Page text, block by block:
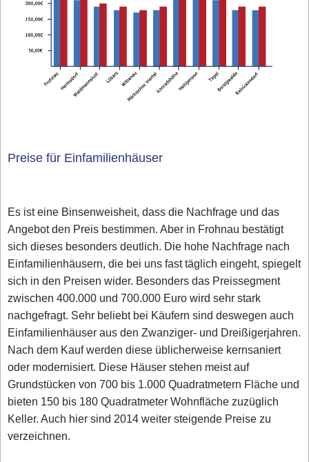
Preise für Einfamilienhäuser
Es ist eine Binsenweisheit, dass die Nachfrage und das
Angebot den Preis bestimmen. Aber in Frohnau bestätigt
sich dieses besonders deutlich. Die hohe Nachfrage nach
Einfamilienhäusern, die bei uns fast täglich eingeht, spiegelt
sich in den Preisen wider. Besonders das Preissegment
zwischen 400.000 und 700.000 Euro wird sehr stark
nachgefragt. Sehr beliebt bei Käufern sind deswegen auch
Einfamilienhäuser aus den Zwanziger- und Dreißigerjahren.
Nach dem Kauf werden diese üblicherweise kernsaniert
oder modernisiert. Diese Häuser stehen meist auf
Grundstücken von 700 bis 1.000 Quadratmetern Fläche und
bieten 150 bis 180 Quadratmeter Wohnfläche zuzüglich
Keller. Auch hier sind 2014 weiter steigende Preise zu
verzeichnen.